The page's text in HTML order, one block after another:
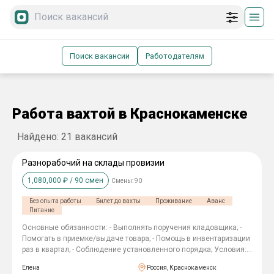
Поиск вакансии Работодателям
Работа вахтой в Краснокаменске
Найдено: 21 вакансий
Разнорабочий на склады провизии
1,080,000 ₽ / 90 смен Смены:90
Без опыта работы Билет до вахты Проживание
Аванс
Питание
Основные обязанности: - Выполнять поручения кладовщика; -
Помогать в приемке/выдаче товара; - Помощь в инвентаризации
раз в квартал; - Соблюдение установленного порядка; Условия:
Медицинская страховка Дополнительные выплаты жильё,
Елена Россия, Краснокаменск